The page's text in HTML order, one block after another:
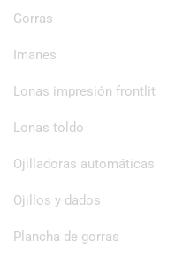
Gorras
Imanes
Lonas impresión frontlit
Lonas toldo
Ojilladoras automáticas
Ojillos y dados
Plancha de gorras